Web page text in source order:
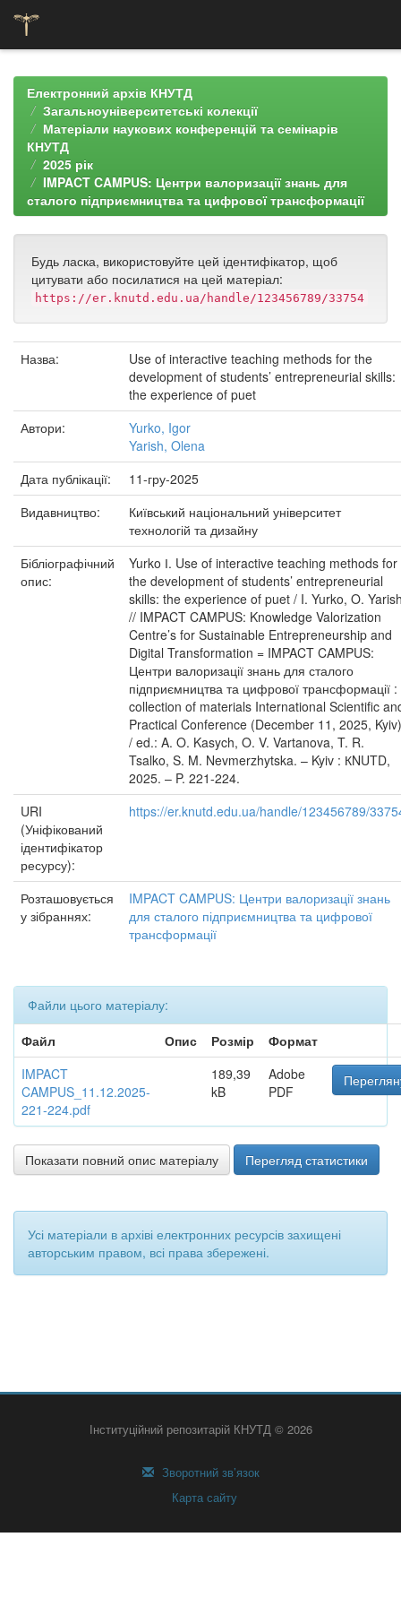
navigationЕлектронний архів КНУТД
Загальноуніверситетські колекції
Матеріали наукових конференцій та семінарів
КНУТД
2025 рік
IMPACT CAMPUS: Центри валоризації знань для
сталого підприємництва та цифрової трансформації
Будь ласка, використовуйте цей ідентифікатор, щоб
цитувати або посилатися на цей матеріал:
https://er.knutd.edu.ua/handle/123456789/33754
Назва:
Use of interactive teaching methods for the
development of students’ entrepreneurial skills:
the experience of puet
Автори:
Yurko, Igor
Yarish, Olena
Дата публікації:
11-гру-2025
Видавництво:
Київський національний університет
технологій та дизайну
Бібліографічний
опис:
Yurko І. Use of interactive teaching methods for
the development of students’ entrepreneurial
skills: the experience of puet / I. Yurko, O.
// IMPACT CAMPUS: Knowledge Valorization
Centre’s for Sustainable Entrepreneurship and
Digital Transformation = IMPACT CAMPUS:
Центри валоризації знань для сталого
підприємництва та цифрової трансформації :
collection of materials International Scientific
Practical Conference (December 11, 2025, Kyiv)
/ ed.: A. O. Kasych, O. V. Vartanova, T. R.
Tsalko, S. M. Nevmerzhytska. – Kyiv : КNUTD,
2025. – P. 221-224.
URI
(Уніфікований
ідентифікатор
ресурсу):
https://er.knutd.edu.ua/handle/123456789/
Розташовується
у зібраннях:
IMPACT CAMPUS: Центри валоризації знань
для сталого підприємництва та цифрової
трансформації
Файли цього матеріалу:
Файл
Опис Розмір
Формат
IMPACT
CAMPUS_11.12.2025-
221-224.pdf
189,39
kB
Adobe
PDF
Показати повний опис матеріалу Перегляд статистики
Усі матеріали в архіві електронних ресурсів захищені
авторським правом, всі права збережені.
Інституційний репозитарій КНУТД © 2026
Зворотний зв’язок
Карта сайту